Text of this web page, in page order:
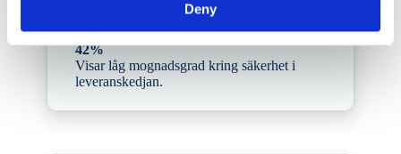
Deny
42%
Visar låg mognadsgrad kring säkerhet i
leveranskedjan.